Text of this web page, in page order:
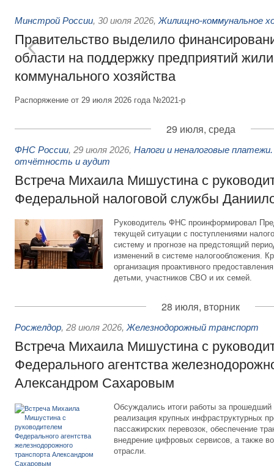
Минстрой России, 30 июля 2026, Жилищно-коммунальное
Правительство выделило
области на поддержку предприятий
коммунального хозяйства
Распоряжение от 29 июля 2026 года №2021-р
29 июля, среда
ФНС России, 29 июля 2026, Налоги и неналоговые
отчётность и аудит
Встреча Михаила Мишустина с
Федеральной налоговой службы
Руководитель ФНС проинформировал
текущей ситуации с поступлениями
систему и прогнозе на предстоящий
изменений в системе налогообложения.
организация проактивного
детьми, участников СВО и их семей.
28 июля, вторник
Росжелдор, 28 июля 2026, Железнодорожный транспорт
Встреча Михаила Мишустина с
Федерального агентства
Александром Сахаровым
Обсуждались итоги работы за
реализация крупных инфраструктурных
пассажирских перевозок, обеспечение
внедрение цифровых сервисов, а также
отрасли.